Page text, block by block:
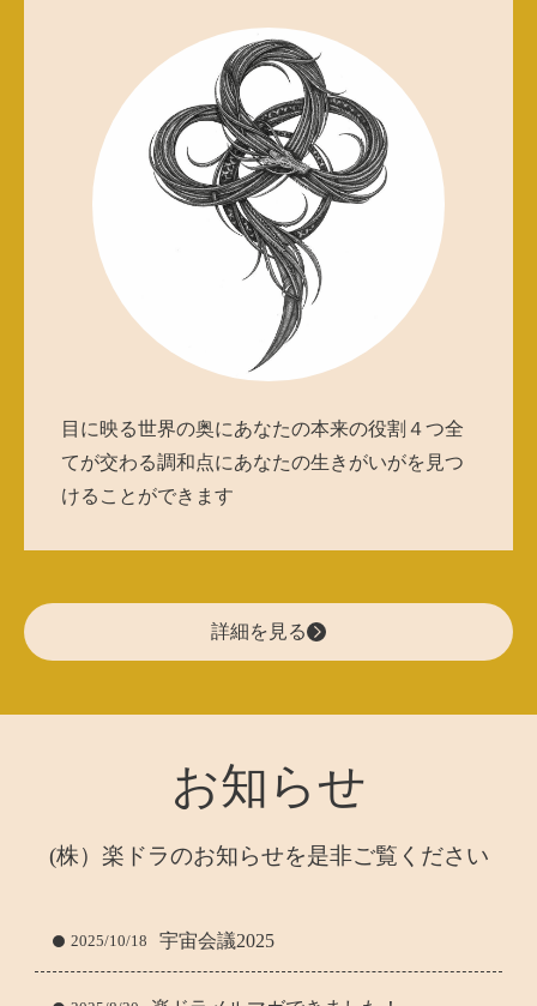
目に映る世界の奥にあなたの本来の役割４つ全
てが交わる調和点にあなたの生きがいがを見つ
けることができます
詳細を見る
お知らせ
(株）楽ドラのお知らせを是非ご覧ください
2025/10/18 宇宙会議2025